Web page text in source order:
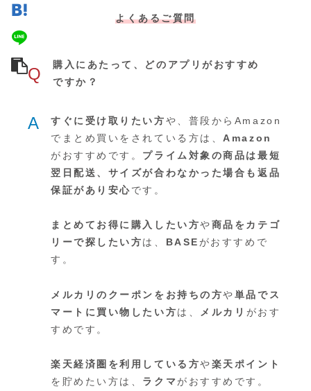
よくあるご質問
Q
購入にあたって、どのアプリがおすすめ
ですか？
A すぐに受け取りたい方や、普段からAmazon
でまとめ買いをされている方は、Amazon
がおすすめです。 プライム対象の商品は最短
翌日配送、サイズが合わなかった場合も返品
保証があり安心です。
まとめてお得に購入したい方や商品をカテゴ
リーで探したい方は、 BASE がおすすめで
す。
メルカリのクーポンをお持ちの方や単品でス
マートに買い物したい方は、 メルカリ がおす
すめです。
楽天経済圏を利用している方や楽天ポイント
を貯めたい方は、 ラクマ がおすすめです。